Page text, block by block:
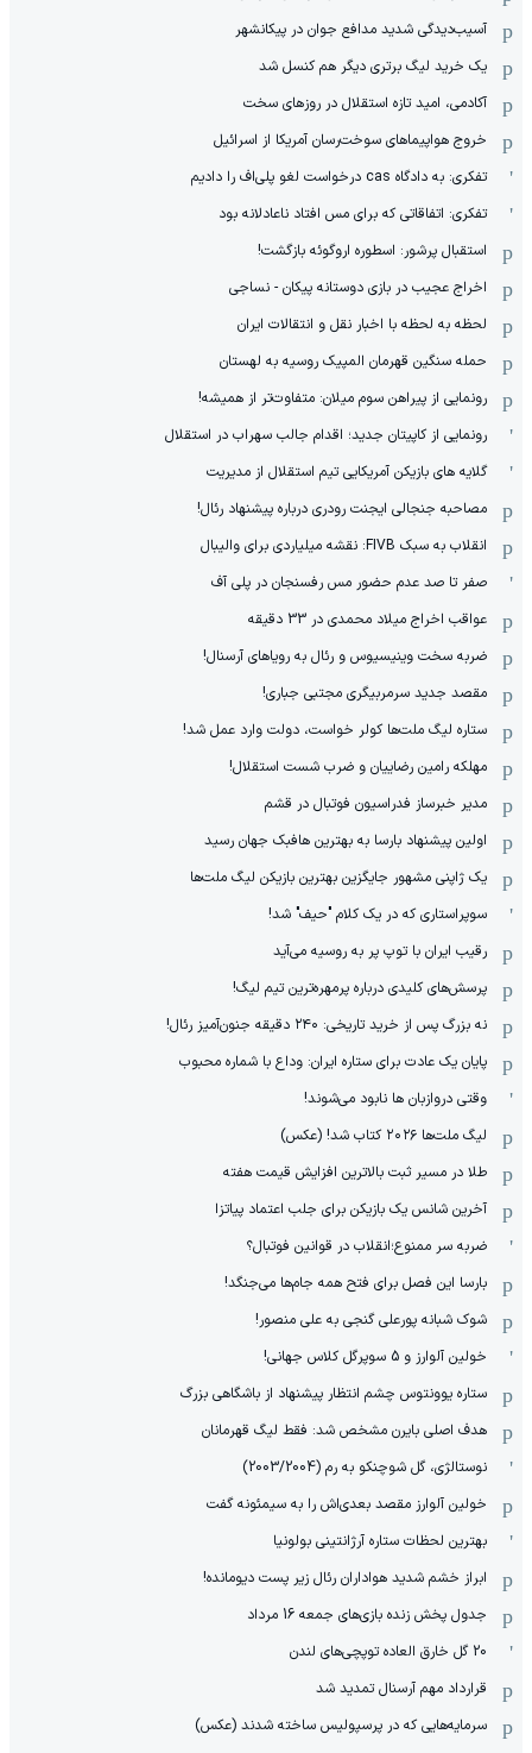
آسیب‌دیدگی شدید مدافع جوان در پیکانشهر
یک خرید لیگ برتری دیگر هم کنسل شد
آکادمی، امید تازه استقلال در روزهای سخت
خروج هواپیماهای سوخت‌رسان آمریکا از اسرائیل
تفکری: به دادگاه cas درخواست لغو پلی‌اف را دادیم
تفکری: اتفاقاتی که برای مس افتاد ناعادلانه بود
استقبال پرشور: اسطوره اروگوئه بازگشت!
اخراج عجیب در بازی دوستانه پیکان - نساجی
لحظه به لحظه با اخبار نقل و انتقالات ایران
حمله سنگین قهرمان المپیک روسیه به لهستان
رونمایی از پیراهن سوم میلان: متفاوت‌تر از همیشه!
رونمایی از کاپیتان جدید؛ اقدام جالب سهراب در استقلال
گلایه های بازیکن آمریکایی تیم استقلال از مدیریت
مصاحبه جنجالی ایجنت رودری درباره پیشنهاد رئال!
انقلاب به سبک FIVB: نقشه میلیاردی برای والیبال
صفر تا صد عدم حضور مس رفسنجان در پلی آف
عواقب اخراج میلاد محمدی در 33 دقیقه
ضربه سخت وینیسیوس و رئال به رویاهای آرسنال!
مقصد جدید سرمربیگری مجتبی جباری!
ستاره لیگ ملت‌ها کولر خواست، دولت وارد عمل شد!
مهلکه رامین رضاییان و ضرب شست استقلال!
مدیر خبرساز فدراسیون فوتبال در قشم
اولین پیشنهاد بارسا به بهترین هافبک جهان رسید
یک ژاپنی مشهور جایگزین بهترین بازیکن لیگ ملت‌ها
سوپراستاری که در یک کلام "حیف" شد!
رقیب ایران با توپ پر به روسیه می‌آید
پرسش‌های کلیدی درباره پرمهره‌ترین تیم لیگ!
نه بزرگ پس از خرید تاریخی: ۲۴۰ دقیقه جنون‌آمیز رئال!
پایان یک عادت برای ستاره ایران: وداع با شماره محبوب
وقتی دروازبان ها نابود می‌شوند!
لیگ ملت‌ها ٢٠٢۶ کتاب شد! (عکس)
طلا در مسیر ثبت بالاترین افزایش قیمت هفته
آخرین شانس یک بازیکن برای جلب اعتماد پیاتزا
ضربه سر ممنوع؛انقلاب در قوانین فوتبال؟
بارسا این فصل برای فتح همه جام‌ها می‌جنگد!
شوک شبانه پورعلی گنجی به علی منصور!
خولین آلوارز و 5 سوپرگل کلاس جهانی!
ستاره یوونتوس چشم انتظار پیشنهاد از باشگاهی بزرگ
هدف اصلی بایرن مشخص شد: فقط لیگ قهرمانان
نوستالژی، گل شوچنکو به رم (2003/2004)
خولین آلوارز مقصد بعدی‌اش را به سیمئونه گفت
بهترین لحظات ستاره آرژانتینی بولونیا
ابراز خشم شدید هواداران رئال زیر پست دیومانده!
جدول پخش زنده بازی‌های جمعه 16 مرداد
20 گل خارق العاده توپچی‌های لندن
قرارداد مهم آرسنال تمدید شد
سرمایه‌هایی که در پرسپولیس ساخته شدند (عکس)